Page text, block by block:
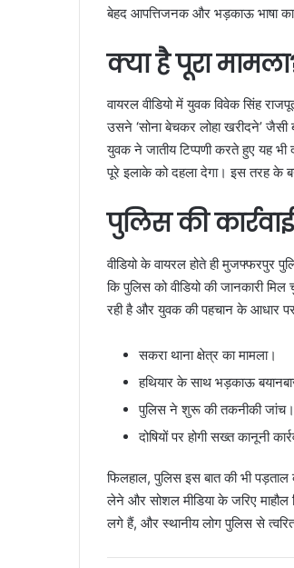
बेहद आपत्तिजनक और भड़काऊ भाषा
क्या है पूरा
वायरल वीडियो में युवक विवेक सिंह
उसने ‘सोना बेचकर लोहा खरीदने’ जैसी
युवक ने जातीय टिप्पणी करते हुए यह
पूरे इलाके को दहला देगा। इस तरह के
पुलिस की कार्रवाई
वीडियो के वायरल होते ही मुजफ्फरपुर
कि पुलिस को वीडियो की जानकारी
रही है और युवक की पहचान के आधार
सकरा थाना क्षेत्र का मामला।
हथियार के साथ भड़काऊ
पुलिस ने शुरू की तकनीकी जांच।
दोषियों पर होगी सख्त कानूनी
फिलहाल, पुलिस इस बात की भी
लेने और सोशल मीडिया के जरिए
लगे हैं, और स्थानीय लोग पुलिस से त्वरित